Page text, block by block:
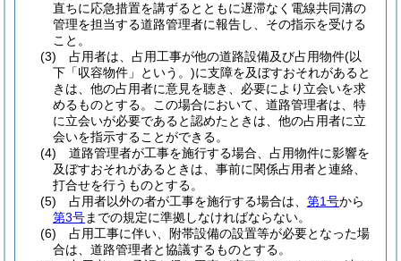
直ちに応急措置を講ずるとともに遅滞なく電線共同溝の
管理を担当する道路管理者に報告し、その指示を受ける
こと。
(3)
占用者は、占用工事が他の道路設備及び占用物件(以
下「収容物件」という。)に支障を及ぼすおそれがあると
きは、他の占用者に意見を聴き、必要により立会いを求
めるものとする。
この場合において、道路管理者は、特
に立会いが必要であると認めたときは、他の占用者に立
会いを指示することができる。
(4)
道路管理者が工事を施行する場合、占用物件に影響を
及ぼすおそれがあるときは、事前に関係占用者と連絡、
打合せを行うものとする。
(5)
占用者以外の者が工事を施行する場合は、 第1号から
第3号までの規定に準拠しなければならない。
(6)
占用工事に伴い、附帯設備の設置等が必要となった場
合は、道路管理者と協議するものとする。